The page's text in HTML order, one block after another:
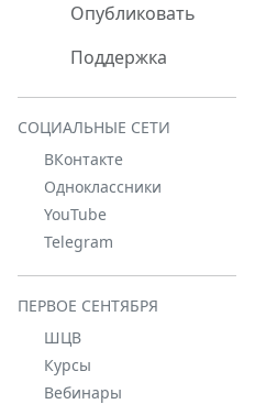
Опубликовать
Поддержка
СОЦИАЛЬНЫЕ СЕТИ
ВКонтакте
Одноклассники
YouTube
Telegram
ПЕРВОЕ СЕНТЯБРЯ
ШЦВ
Курсы
Вебинары